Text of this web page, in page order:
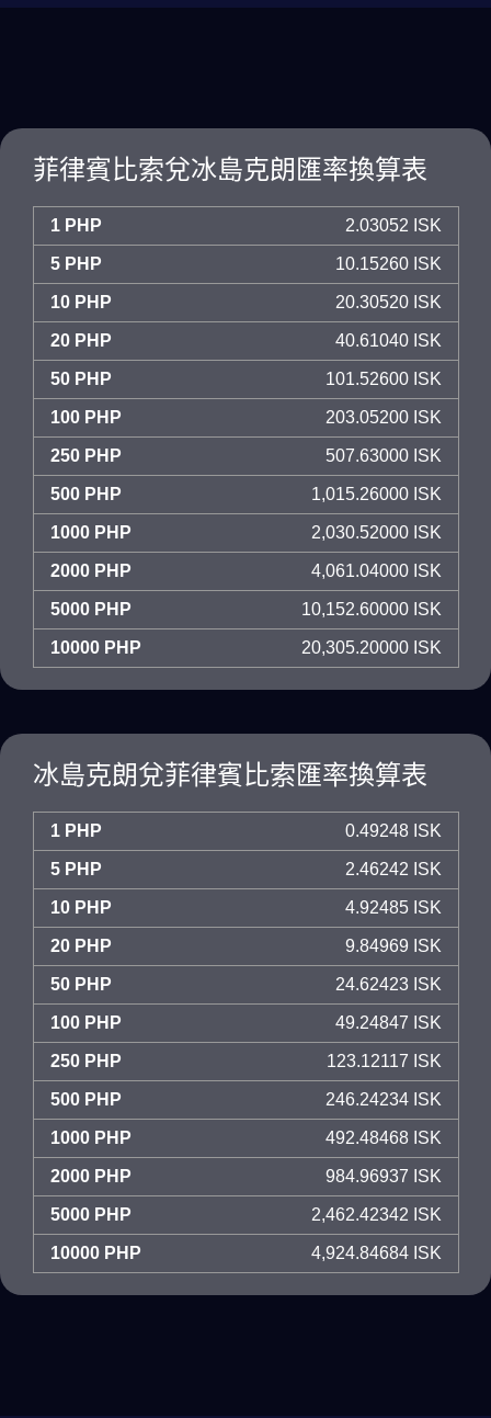
菲律賓比索兌冰島克朗匯率換算表
1 PHP 2.03052 ISK
5 PHP 10.15260 ISK
10 PHP 20.30520 ISK
20 PHP 40.61040 ISK
50 PHP 101.52600 ISK
100 PHP 203.05200 ISK
250 PHP 507.63000 ISK
500 PHP 1,015.26000 ISK
1000 PHP 2,030.52000 ISK
2000 PHP 4,061.04000 ISK
5000 PHP 10,152.60000 ISK
10000 PHP 20,305.20000 ISK
冰島克朗兌菲律賓比索匯率換算表
1 PHP 0.49248 ISK
5 PHP 2.46242 ISK
10 PHP 4.92485 ISK
20 PHP 9.84969 ISK
50 PHP 24.62423 ISK
100 PHP 49.24847 ISK
250 PHP 123.12117 ISK
500 PHP 246.24234 ISK
1000 PHP 492.48468 ISK
2000 PHP 984.96937 ISK
5000 PHP 2,462.42342 ISK
10000 PHP 4,924.84684 ISK